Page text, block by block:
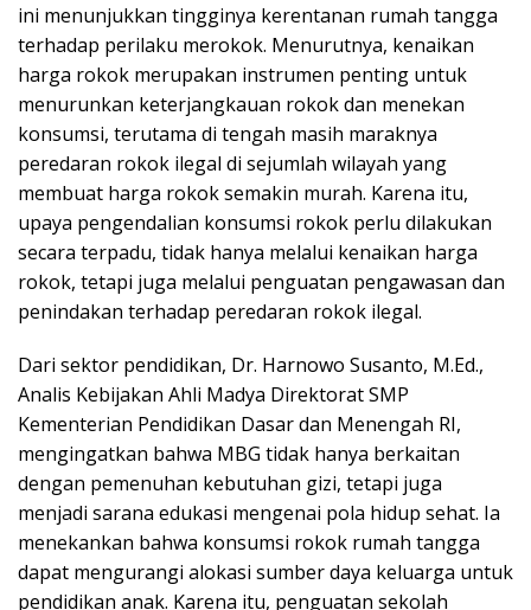
ini menunjukkan tingginya kerentanan rumah tangga
terhadap perilaku merokok. Menurutnya, kenaikan
harga rokok merupakan instrumen penting untuk
menurunkan keterjangkauan rokok dan menekan
konsumsi, terutama di tengah masih maraknya
peredaran rokok ilegal di sejumlah wilayah yang
membuat harga rokok semakin murah. Karena itu,
upaya pengendalian konsumsi rokok perlu dilakukan
secara terpadu, tidak hanya melalui kenaikan harga
rokok, tetapi juga melalui penguatan pengawasan dan
penindakan terhadap peredaran rokok ilegal.
Dari sektor pendidikan, Dr. Harnowo Susanto, M.Ed.,
Analis Kebijakan Ahli Madya Direktorat SMP
Kementerian Pendidikan Dasar dan Menengah RI,
mengingatkan bahwa MBG tidak hanya berkaitan
dengan pemenuhan kebutuhan gizi, tetapi juga
menjadi sarana edukasi mengenai pola hidup sehat. Ia
menekankan bahwa konsumsi rokok rumah tangga
dapat mengurangi alokasi sumber daya keluarga untuk
pendidikan anak. Karena itu, penguatan sekolah